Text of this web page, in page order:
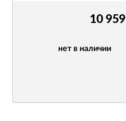
10 959
нет в наличии